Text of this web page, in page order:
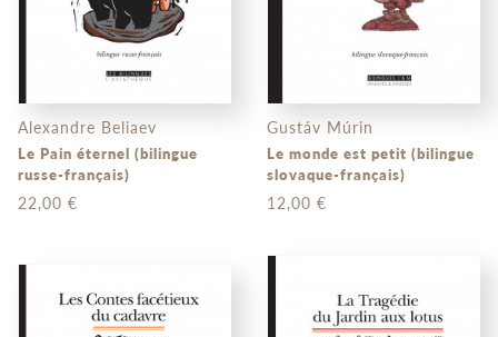
Alexandre Beliaev
Le Pain éternel (bilingue
russe-français)
22,00 €
Gustáv Múrin
Le monde est petit (bilingue
slovaque-français)
12,00 €